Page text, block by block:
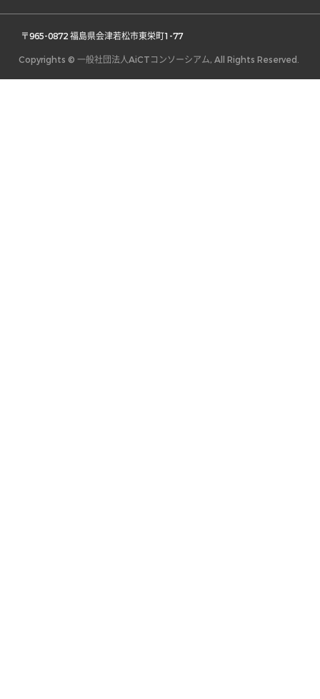
〒965-0872 福島県会津若松市東栄町1-77
Copyrights © 一般社団法人AiCTコンソーシアム, All Rights Reserved.